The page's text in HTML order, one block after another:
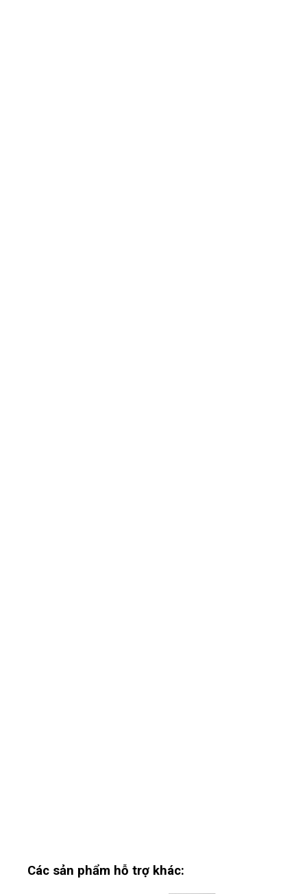
Các sản phẩm hỗ trợ khác: